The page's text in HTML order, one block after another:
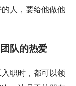
人，要给他做他
队的热爱
职时，都可以领